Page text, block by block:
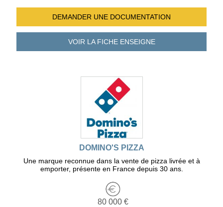
DEMANDER UNE DOCUMENTATION
VOIR LA FICHEENSEIGNE
DOMINO'S PIZZA
Une marque reconnue dans la vente de pizza livrée et à
emporter, présente en France depuis 30 ans.
80 000 €